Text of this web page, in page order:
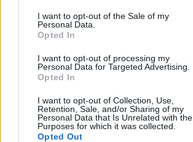
I want to opt-out of the Sale of my
Personal Data.
Opted In
I want to opt-out of processing my
Personal Data for Targeted Advertising.
Opted In
I want to opt-out of Collection, Use,
Retention, Sale, and/or Sharing of my
Personal Data that Is Unrelated with the
Purposes for which it was collected.
Opted Out
134€